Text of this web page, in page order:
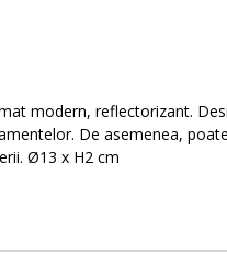
modern, reflectorizant.
De asemenea,
Ø13 x H2 cm